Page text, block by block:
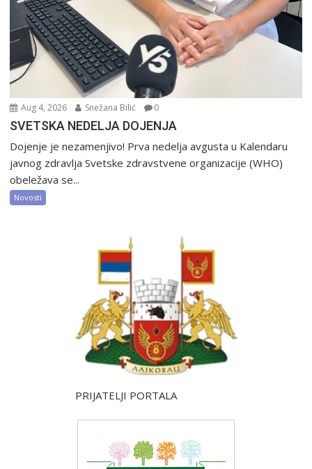
Aug 4, 2026 Snežana Bilić 0
SVETSKA NEDELJA DOJENJA
Dojenje je nezamenjivo! Prva nedelja avgusta u Kalendaru
javnog zdravlja Svetske zdravstvene organizacije (WHO)
obeležava se...
Novosti
PRIJATELJI PORTALA